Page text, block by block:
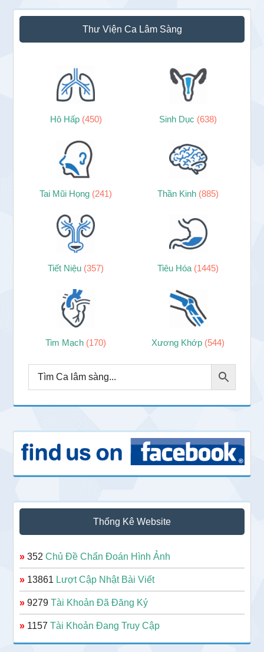
Thư Viện Ca Lâm Sàng
Hô Hấp (450) Sinh Dục (638)
Tai Mũi Họng (241) Thần Kinh (885)
Tiết Niệu (357) Tiêu Hóa (1445)
Tim Mạch (170) Xương Khớp (544)
Thống Kê Website
» 352Chủ Đề Chẩn Đoán Hình Ảnh
» 13861 Lượt Cập Nhật Bài Viết
» 9279Tài Khoản Đã Đăng Ký
» 1157Tài Khoản Đang Truy Cập